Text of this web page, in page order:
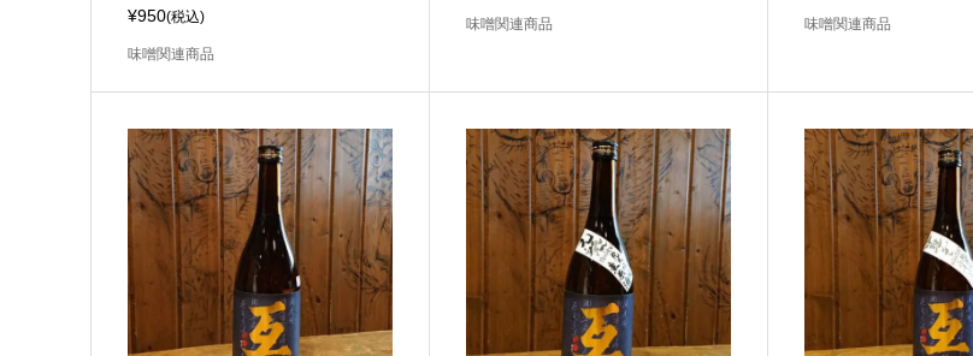
¥950(税込)
味噌関連商品
味噌関連商品 味噌関連商品